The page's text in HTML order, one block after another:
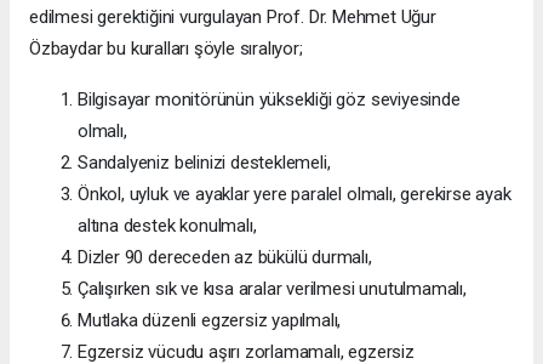
edilmesi gerektiğini vurgulayan Prof. Dr. Mehmet Uğur
Özbaydar bu kuralları şöyle sıralıyor;
Bilgisayar monitörünün yüksekliği göz seviyesinde
olmalı,
Sandalyeniz belinizi desteklemeli,
Önkol, uyluk ve ayaklar yere paralel olmalı, gerekirse ayak
altına destek konulmalı,
Dizler 90 dereceden az bükülü durmalı,
Çalışırken sık ve kısa aralar verilmesi unutulmamalı,
Mutlaka düzenli egzersiz yapılmalı,
Egzersiz vücudu aşırı zorlamamalı, egzersiz